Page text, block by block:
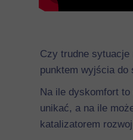
Czy trudne sytuacje
punktem wyjścia do
Na ile dyskomfort
unikać, a na ile
katalizatorem